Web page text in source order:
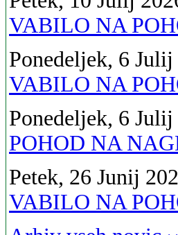
VABILO NA
Ponedeljek, 6
VABILO NA
Ponedeljek, 6
POHOD NA
Petek, 26 Junij
VABILO NA